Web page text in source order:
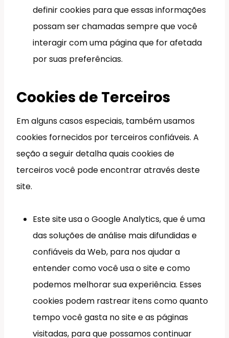
definir cookies para que essas informações
possam ser chamadas sempre que você
interagir com uma página que for afetada
por suas preferências.
Cookies de Terceiros
Em alguns casos especiais, também usamos
cookies fornecidos por terceiros confiáveis. A
seção a seguir detalha quais cookies de
terceiros você pode encontrar através deste
site.
Este site usa o Google Analytics, que é uma
das soluções de análise mais difundidas e
confiáveis da Web, para nos ajudar a
entender como você usa o site e como
podemos melhorar sua experiência. Esses
cookies podem rastrear itens como quanto
tempo você gasta no site e as páginas
visitadas, para que possamos continuar